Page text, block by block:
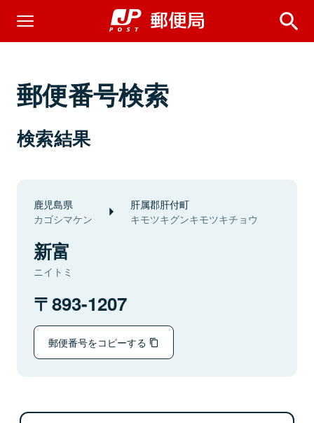
郵便番号検索
検索結果
鹿児島県
カゴシマケン
肝属郡肝付町
キモツキグンキモツキチョウ
新富
ニイトミ
893-1207
郵便番号をコピーする